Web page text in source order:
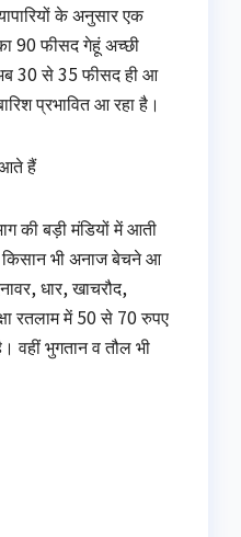
के अनुसार एक
90 फीसद गेहूं अच्छी
30 से 35 फीसद ही आ
प्रभावित आ रहा है।
हैं
की बड़ी मंडियों में आती
भी अनाज बेचने आ
धार, खाचरौद,
रतलाम में 50 से 70 रुपए
वहीं भुगतान व तौल भी